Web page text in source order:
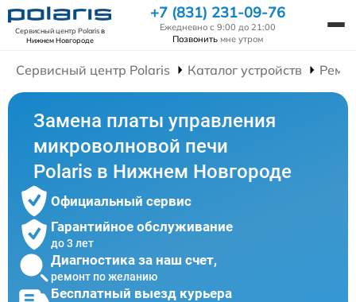
Сервисный центр Polarisв
Нижнем Новгороде
+7 (831) 231-09-76
Ежедневно с 9:00 до 21:00
Позвонить мне утром
Сервисный центр Polaris Каталог устройств
Замена платы управления
микроволновой печи
Polaris в Нижнем Новгороде
Официальный сервис
Гарантийное обслуживание
до 3 лет
Диагностика за наш счет,
ремонт по желанию
Бесплатный выезд курьера